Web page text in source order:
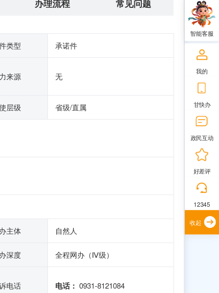
办理流程 常见问题
类型 承诺件
来源 无
层级 省级/直属
主体 自然人
深度 全程网办（Ⅳ级）
电话 电话： 0931-8121084
智能客服
我的
甘快办
政民互动
好差评
12345
收起